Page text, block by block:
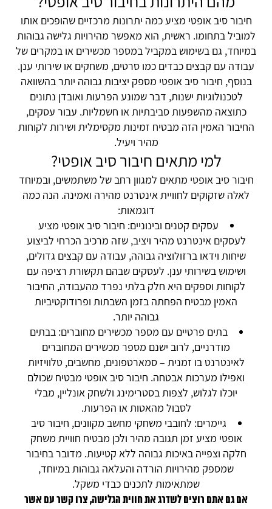
חיבור סיב אופטי מציע כמה יתרונות מרכזיים שהופכים אותו
למוביל בתחומו. ראשית, הוא מאפשר מהירויות גלישה גבוהות
במיוחד, גם בשימוש במקביל במספר מכשירים או במקרים של
עבודה עם קבצים כבדים כמו סרטים, משחקים או שירותי ענן.
בנוסף, חיבור סיב אופטי מספק יציבות גבוהה יותר בהשוואה
לטכנולוגיות ישנות, דבר שמונע הפרעות ואובדן נתונים
כתוצאה מהשפעות סביבתיות או חשמליות. עבור עסקים,
החיבור האמין הזה מבטיח זמינות מקסימלית ושירות לקוחות
מהיר ויעיל.
למי מתאים חיבור סיב אופטי?
חיבור סיב אופטי מתאים למגוון רחב של משתמשים, ובמיוחד
לאלה שזקוקים לחוויית אינטרנט מהירה ואמינה. הנה כמה
דוגמאות:
עסקים קטנים ובינוניים: חיבור סיב אופטי מציע
לעסקים אינטרנט מהיר ויציב, שזה מרכיב הכרחי לביצוע
שיחות וידאו ברזולוציה גבוהה, עבודה עם קבצים גדולים,
ושימוש בשירותי ענן. לעסקים שבהם תקשורת רציפה עם
לקוחות וספקים היא חלק בלתי נפרד מהעבודה, החיבור
האמין מבטיח הפחתה בזמן השבתות ופרודוקטיביות
גבוהה יותר.
בתים פרטיים עם מספר מכשירים מחוברים: בבתים
מודרניים, לרוב ישנם מספר מכשירים המחוברים
לאינטרנט בו זמנית – סמארטפונים, מחשבים, טלוויזיות
ואפילו מערכות אבטחה. חיבור סיב אופטי מבטיח שכולם
יוכלו לגלוש, לצפות בסטרימינג ולשחק אונליין, מבלי
לסבול מהאטות או הפרעות.
גיימרים: לחובבי משחקי מחשב מקוונים, חיבור סיב
אופטי מציע זמן תגובה מהיר ולכן מבטיח חוויית משחק
חלקה וצפייה באיכות גבוהה ללא קטיעות. מדובר בחיבור
שמספק מהירויות הורדה והעלאה גבוהות במיוחד,
שמתאימות לתכנים כבדי משקל.
אם גם אתם רוצים לשדרג את חווית הגלישה, צרו קשר עם אשר